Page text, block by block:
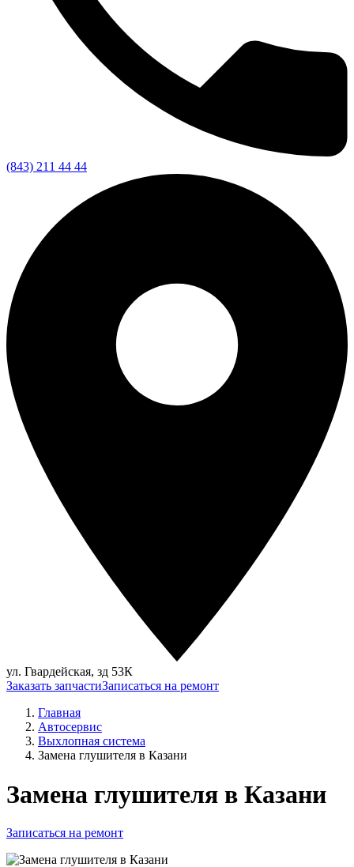
(843) 211 44 44
ул. Гвардейская, зд 53К
Заказать запчастиЗаписаться на ремонт
Главная
Автосервис
Выхлопная система
Замена глушителя в Казани
Замена глушителя в Казани
Записаться на ремонт